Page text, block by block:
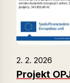
2. 2. 2026
Projekt